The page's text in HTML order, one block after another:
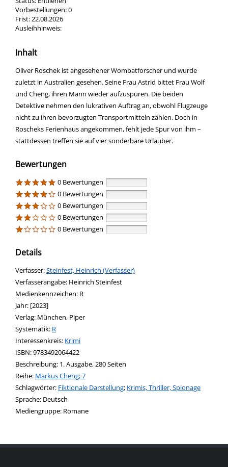
Vorbestellungen:0
Frist:22.08.2026
Ausleihhinweis:
Inhalt
Oliver Roschek ist angesehener Wombatforscher und wurde
zuletzt in Australien gesehen. Seine Frau Astrid bittet Frau Wolf
und Cheng, ihren Mann wieder aufzuspüren. Die beiden
Detektive nehmen den lukrativen Auftrag an, obwohl Flugzeuge
nicht zu ihren bevorzugten Transportmitteln zählen. Doch in
Roscheks Ferienhaus angekommen, fehlt jede Spur von ihm –
stattdessen treffen sie auf vier sonderbare Urlauber.
Bewertungen
0 Bewertungen
0 Bewertungen
0 Bewertungen
0 Bewertungen
0 Bewertungen
Details
Verfasser:Suche nach diesem Verfasser
Steinfest, Heinrich (Verfasser)
Verfasserangabe: Heinrich Steinfest
Medienkennzeichen: R
Jahr: [2023]
Verlag: München, Piper
opens in new tab
Diesen Link in neuem Tab öffnen
Systematik: Suche nach dieser Systematik
R
Interessenkreis: Suche nach diesem Interessenskreis
Krimi
ISBN:9783492064422
Beschreibung: 1. Ausgabe, 280 Seiten
Reihe: Markus Cheng; 7
Schlagwörter: Fiktionale Darstellung; Krimis, Thriller, Spionage
Suche nach dieser Beteiligten Person
Sprache: Deutsch
Mediengruppe: Romane